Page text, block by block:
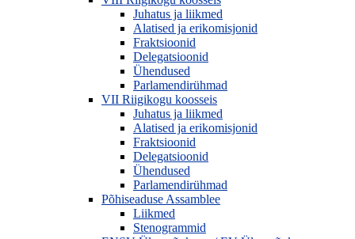
Juhatus ja liikmed
Alatised ja erikomisjonid
Fraktsioonid
Delegatsioonid
Ühendused
Parlamendirühmad
VII Riigikogu koosseis
Juhatus ja liikmed
Alatised ja erikomisjonid
Fraktsioonid
Delegatsioonid
Ühendused
Parlamendirühmad
Põhiseaduse Assamblee
Liikmed
Stenogrammid